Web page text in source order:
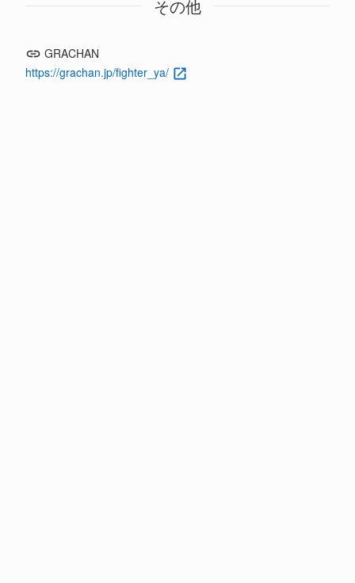
その他
GRACHAN
https://grachan.jp/fighter_ya/